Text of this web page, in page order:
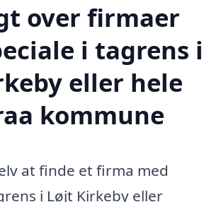
over firmaer
i tagrens i
eller hele
kommune
at finde et firma med
i Løjt Kirkeby eller